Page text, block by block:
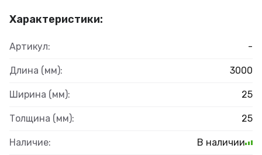
Характеристики:
Артикул: -
Длина (мм): 3000
Ширина (мм): 25
Толщина (мм): 25
Наличие: В наличии